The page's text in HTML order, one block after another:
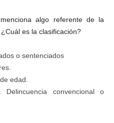
algo referente de la
es la clasificación?
o sentenciados
edad.
Delincuencia convencional o